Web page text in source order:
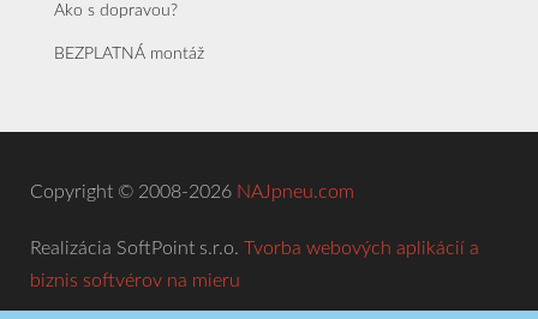
Ako s dopravou?
BEZPLATNÁ montáž
Copyright © 2008-2026 NAJpneu.com
Realizácia SoftPoint s.r.o. Tvorba webových aplikácií a
biznis softvérov na mieru